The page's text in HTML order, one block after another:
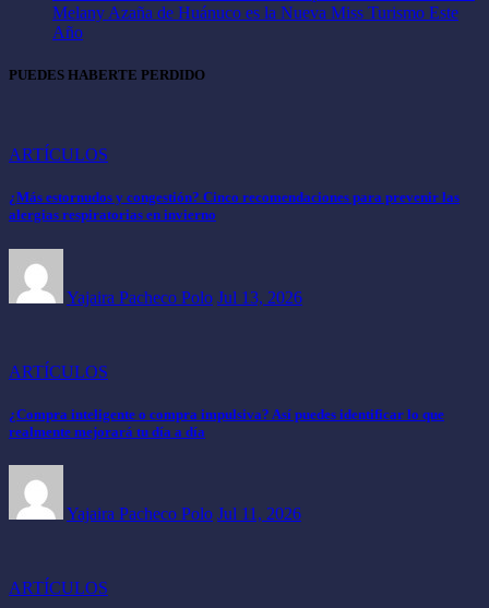
Melany Azaña de Huánuco es la Nueva Miss Turismo Este
Año
PUEDES HABERTE PERDIDO
ARTÍCULOS
¿Más estornudos y congestión? Cinco recomendaciones para prevenir las
alergias respiratorias en invierno
Yajaira Pacheco Polo Jul 13, 2026
ARTÍCULOS
¿Compra inteligente o compra impulsiva? Así puedes identificar lo que
realmente mejorará tu día a día
Yajaira Pacheco Polo Jul 11, 2026
ARTÍCULOS